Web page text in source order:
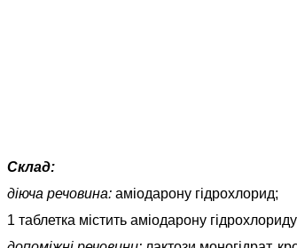
Склад:
діюча речовина: аміодарону гідрохлорид;
1 таблетка містить аміодарону